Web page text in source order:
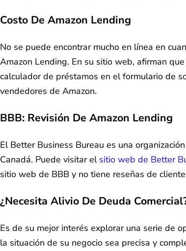
Costo De Amazon Lending
No se puede encontrar mucho en línea en
Amazon Lending. En su sitio web, afirman
calculador de préstamos en el formulario de
vendedores de Amazon.
BBB: Revisión De Amazon Lending
El Better Business Bureau es una
Canadá. Puede visitar el sitio web de Better
sitio web de BBB y no tiene reseñas de
¿Necesita Alivio De Deuda
Es de su mejor interés explorar una serie de
la situación de su negocio sea precisa y